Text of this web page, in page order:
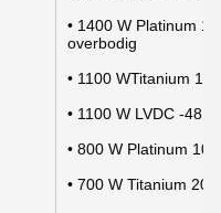
• 1400 W Platinum
overbodig
• 1100 WTitanium
• 1100 W LVDC -48
• 800 W Platinum
• 700 W Titanium